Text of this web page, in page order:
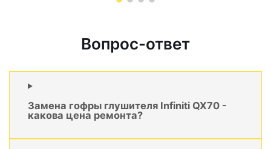
Вопрос-ответ
Замена гофры глушителя Infiniti QX70 -
какова цена ремонта?